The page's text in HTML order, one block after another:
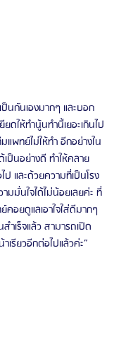
นกันเองมากๆ และบอก
ดให้ทำนู้นทำนี้เยอะเกินไป
แพทย์ไม่ให้ทำ อีกอย่างใน
ป็นอย่างดี ทำให้คลาย
ป และด้วยความที่เป็นโรง
มมั่นใจได้ไม่น้อยเลยค่ะ ที่
อยดูแลเอาใจใส่ดีมากๆ
เร็จแล้ว สามารถเปิด
รียวอีกต่อไปแล้วค่ะ”